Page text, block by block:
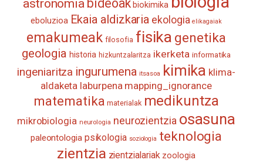
astronomia bideoak biokimika
eboluzioa Ekaia aldizkaria ekologia elikagaiak
emakumeak filosofia fisika genetika
geologia historia hizkuntzalaritza ikerketa informatika
ingeniaritza ingurumena itsasoa kimika klima-
aldaketa laburpena mapping_ignorance
matematika materialak medikuntza
mikrobiologia neurologia neurozientzia osasuna
paleontologia psikologia soziologia teknologia
zientzia zientzialariak zoologia